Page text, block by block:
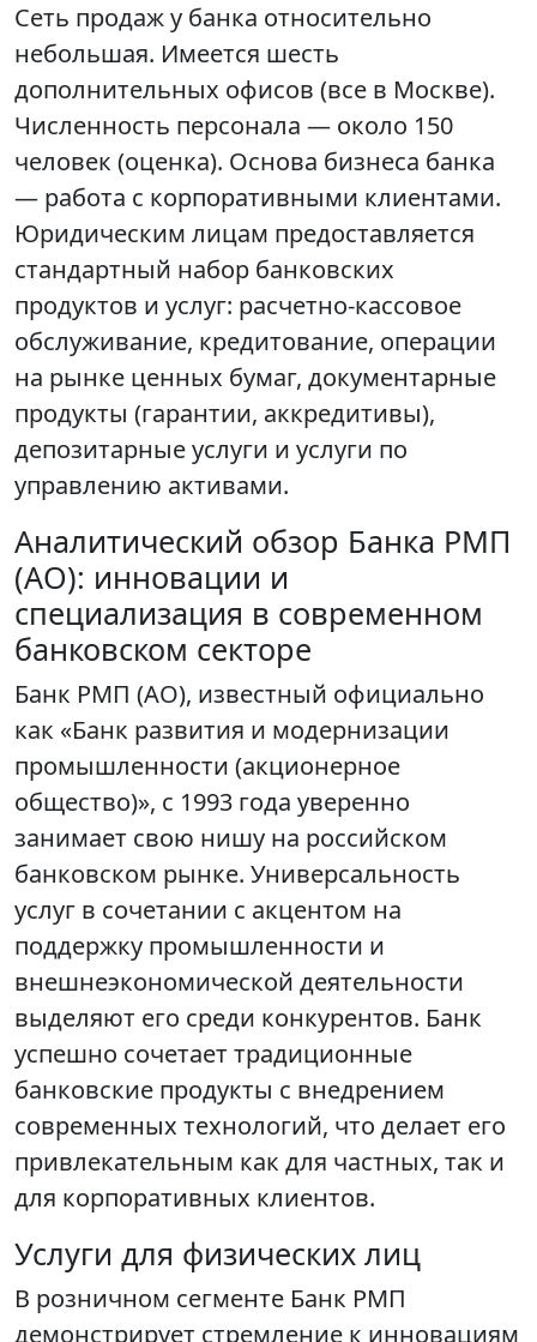
Сеть продаж у банка относительно
небольшая. Имеется шесть
дополнительных офисов (все в Москве).
Численность персонала — около 150
человек (оценка). Основа бизнеса банка
— работа с корпоративными клиентами.
Юридическим лицам предоставляется
стандартный набор банковских
продуктов и услуг: расчетно-кассовое
обслуживание, кредитование, операции
на рынке ценных бумаг, документарные
продукты (гарантии, аккредитивы),
депозитарные услуги и услуги по
управлению активами.
Аналитический обзор Банка РМП
(АО): инновации и
специализация в современном
банковском секторе
Банк РМП (АО), известный официально
как «Банк развития и модернизации
промышленности (акционерное
общество)», с 1993 года уверенно
занимает свою нишу на российском
банковском рынке. Универсальность
услуг в сочетании с акцентом на
поддержку промышленности и
внешнеэкономической деятельности
выделяют его среди конкурентов. Банк
успешно сочетает традиционные
банковские продукты с внедрением
современных технологий, что делает его
привлекательным как для частных, так и
для корпоративных клиентов.
Услуги для физических лиц
В розничном сегменте Банк РМП
демонстрирует стремление к инновациям